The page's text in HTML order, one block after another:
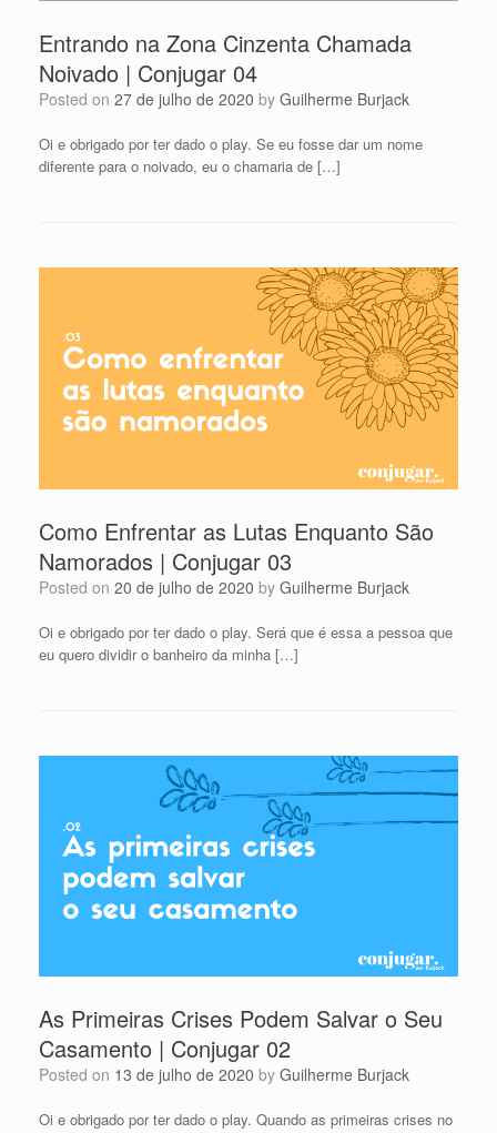
Entrando na Zona Cinzenta Chamada
Noivado | Conjugar 04
Posted on 27 de julho de 2020 by Guilherme Burjack
Oi e obrigado por ter dado o play. Se eu fosse dar um nome
diferente para o noivado, eu o chamaria de […]
Como Enfrentar as Lutas Enquanto São
Namorados | Conjugar 03
Posted on 20 de julho de 2020 by Guilherme Burjack
Oi e obrigado por ter dado o play. Será que é essa a pessoa que
eu quero dividir o banheiro da minha […]
As Primeiras Crises Podem Salvar o Seu
Casamento | Conjugar 02
Posted on 13 de julho de 2020 by Guilherme Burjack
Oi e obrigado por ter dado o play. Quando as primeiras crises no